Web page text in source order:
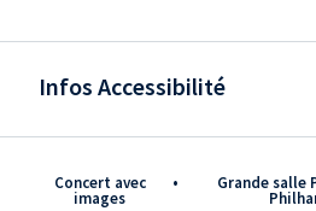
Concert avec
images
• Grande salle
Infos Accessibilité